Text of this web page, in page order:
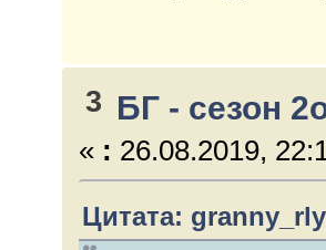
3 БГ - сезон
« : 26.08.2019,
Цитата: